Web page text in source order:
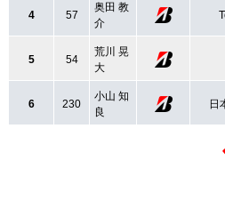
4 57
奥田 教
介
5 54
荒川 晃
大
6 230
小山 知
良
日